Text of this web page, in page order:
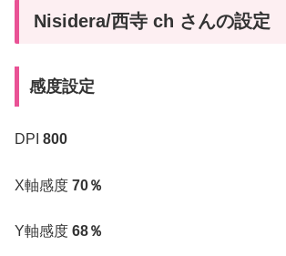
Nisidera/西寺 ch さんの設定
感度設定
DPI 800
X軸感度 70％
Y軸感度 68％